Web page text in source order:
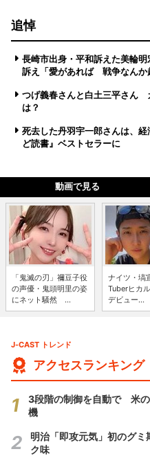
追悼
長崎市出身・平和訴えた美輪
訴え「愛があれば 戦争なんか
つげ義春さんと白土三平さん
は？
死去した丹羽宇一郎さんは、
ど読書』ベストセラーに
動画で見る
「鬼滅の刃」禰豆子役
の声優・鬼頭明里の姿
にネット騒然 ...
ナイツ・塙
Tuberヒカ
デビュー...
J-CAST トレンド
アクセスランキング
3段階の制御を自動で 米
機
明治「即攻元気」初のグ
ク味